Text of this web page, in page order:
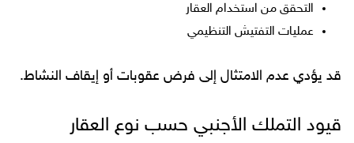
التحقق من استخدام العقار
عمليات التفتيش التنظيمي
قد يؤدي عدم الامتثال إلى فرض عقوبات أو إيقاف النشاط.
قيود التملك الأجنبي حسب نوع العقار